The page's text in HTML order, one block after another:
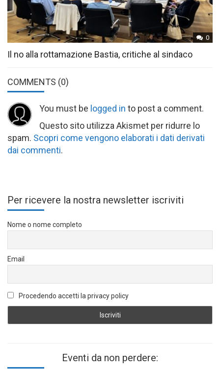
0
Il no alla rottamazione Bastia, critiche al sindaco
COMMENTS (0)
You must be logged in to post a comment.
Questo sito utilizza Akismet per ridurre lo
spam. Scopri come vengono elaborati i dati derivati
dai commenti.
Per ricevere la nostra newsletter iscriviti
Nome o nome completo
Email
Procedendo accetti la privacy policy
Eventi da non perdere: